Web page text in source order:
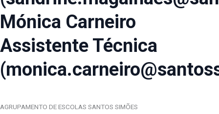
Mónica Carneiro
Assistente Técnica
AGRUPAMENTO DE ESCOLAS SANTOS SIMÕES